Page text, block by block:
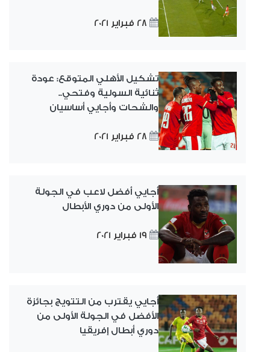
28 فبراير 2021
تشكيل الأهلي المتوقع: عودة
ثنائية السولية وفتحي..
والشحات وأجايي أساسيان
28 فبراير 2021
أجايي أفضل لاعب في الجولة
الأولى من دوري الأبطال
19 فبراير 2021
أجايي يقترب من التتويج بجائزة
الأفضل في الجولة الأولى من
دوري أبطال إفريقيا